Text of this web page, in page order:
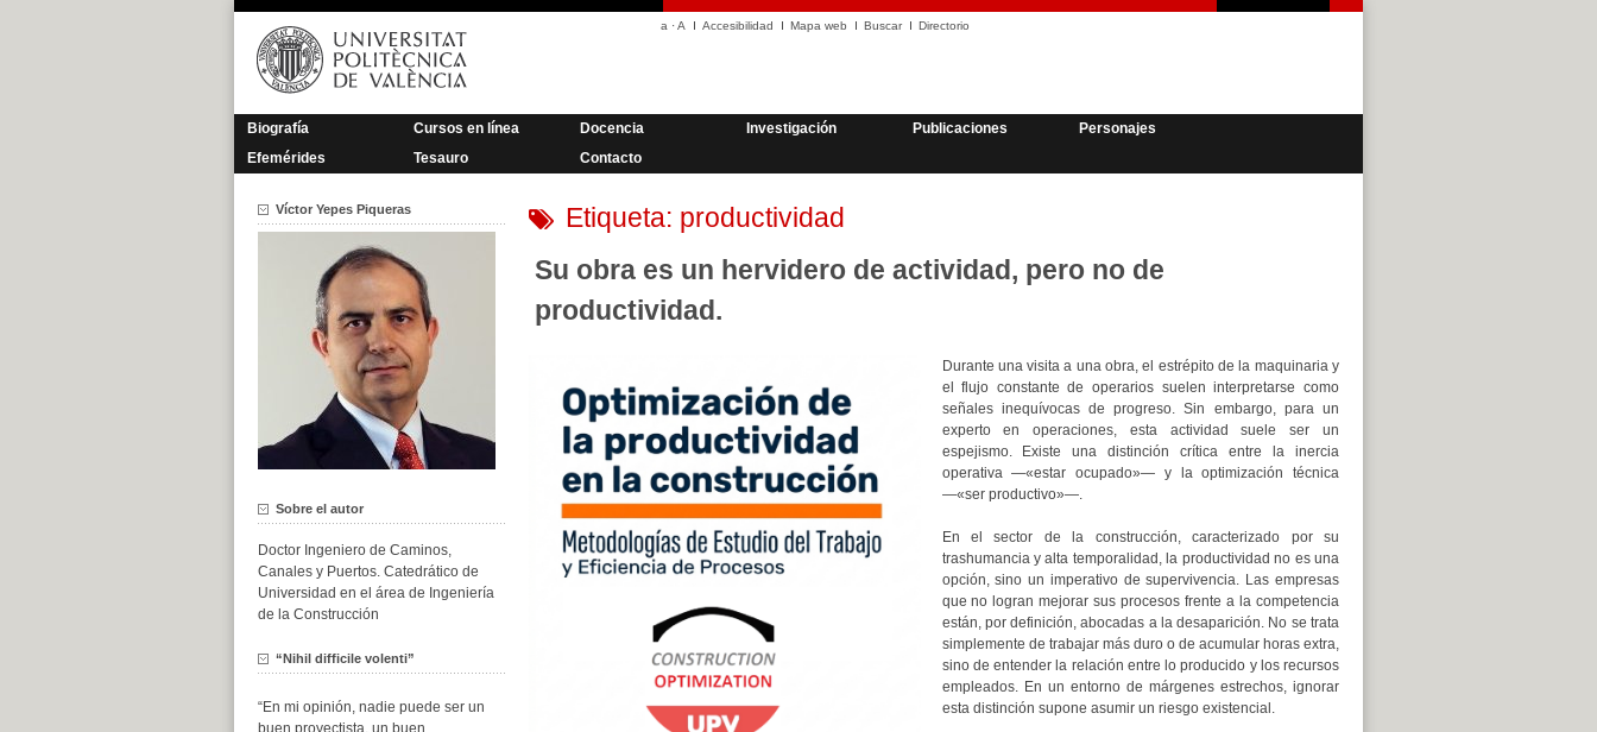
Saltar
contenido
a ·A Accesibilidad Mapa web Buscar Directorio
Biografía Cursos en línea Docencia Investigación Publicaciones
Personajes
Efemérides
Tesauro Contacto
Etiqueta: productividad
Su obra es un hervidero de actividad, pero no de
productividad.
Durante una visita a una obra, el estrépito de la maquinaria y
el flujo constante de operarios suelen interpretarse como
señales inequívocas de progreso. Sin embargo, para un
experto en operaciones, esta actividad suele ser un
espejismo. Existe una distinción crítica entre la inercia
operativa —«estar ocupado»— y la optimización técnica
—«ser productivo»—.
En el sector de la construcción, caracterizado por su
trashumancia y alta temporalidad, la productividad no es una
opción, sino un imperativo de supervivencia. Las empresas
que no logran mejorar sus procesos frente a la competencia
están, por definición, abocadas a la desaparición. No se trata
simplemente de trabajar más duro o de acumular horas extra,
sino de entender la relación entre lo producido y los recursos
empleados. En un entorno de márgenes estrechos, ignorar
esta distinción supone asumir un riesgo existencial.
Víctor Yepes Piqueras
Sobre el autor
Doctor Ingeniero de Caminos,
Canales y Puertos. Catedrático de
Universidad en el área de Ingeniería
de la Construcción
“Nihil difficile volenti”
“En mi opinión, nadie puede ser un
buen proyectista, un buen